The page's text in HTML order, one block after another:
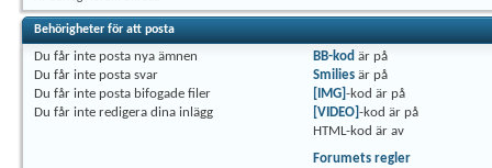
Behörigheter för att posta
Du får inte posta nya ämnen
Du får inte posta svar
Du får inte posta bifogade filer
Du får inte redigera dina inlägg
BB-kod är på
Smilies är på
[IMG]-kod är på
[VIDEO]-kod är på
HTML-kod är av
Forumets regler